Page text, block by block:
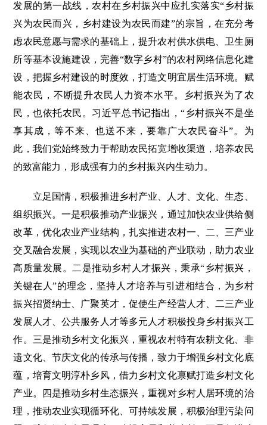
发展的第一战线，农村在乡村振兴中应扎实落实“乡村振
兴为农民而兴，乡村建设为农民而建”的宗旨，在充分考
虑农民意愿与需求的基础上，提升农村供水供电、卫生厕
所等基本设施建设，完善“数字乡村”的农村网络信息化建
设，把握乡村建设的时度效，打造文明宜居生活环境。赋
能农民，不断提升农民人力资本水平。乡村振兴为了农
民，也依托农民。习近平总书记指出，“乡村振兴不是坐
享其成，等不来、也送不来，要靠广大农民奋斗”。为
此，我们党始终致力于帮助农民拓宽增收渠道，培养农民
的致富能力，形成强有力的乡村振兴内生动力。
立足国情，积极推进乡村产业、人才、文化、生态、
组织振兴。一是积极推动产业振兴，通过加快农业供给侧
改革，优化农业产业结构，扎实推进农村一、二、三产业
交叉融合发展，实现以农业为基础的产业联动，助力农业
高质量发展。二是推动乡村人才振兴，秉承“乡村振兴，
关键在人”的理念，坚持人才培养与引进相结合，为乡村
振兴招贤纳士、广聚英才，促使生产经营人才、二三产业
发展人才、公共服务人才等多元人才积极投身乡村振兴工
作。三是推动乡村文化振兴，重视农村特有农耕文化、非
遗文化、节庆文化的传承与传播，致力于增强乡村文化底
蕴，培育文明淳朴乡风，借力乡村文化禀赋打造乡村文化
产业。四是推动乡村生态振兴，重视对乡村人居环境的治
理，推动农业实现循环化、可持续发展，积极治理污染问